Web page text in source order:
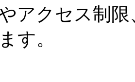
アクセス制限
す。